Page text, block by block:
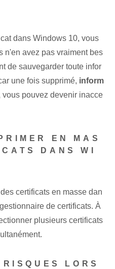
dans Windows 10, vous
n'en avez pas vraiment bes
de sauvegarder toute infor
une fois supprimé, inform
vous pouvez devenir inacce
EN MAS
DANS WI
certificats en masse dan
de certificats. À
plusieurs certificats
LORS